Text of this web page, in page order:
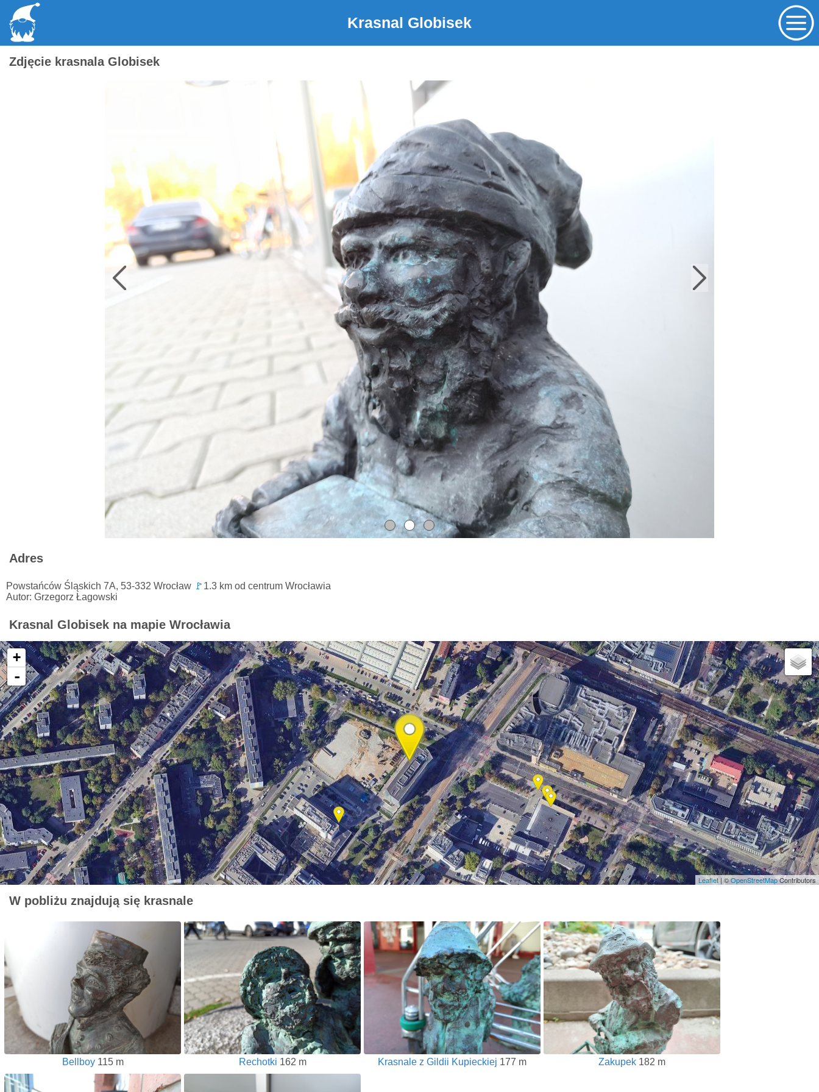
Krasnal Globisek
Zdjęcie krasnala Globisek
Adres
Powstańców Śląskich 7A, 53-332 Wrocław 🚩 1.3 km od centrum Wrocławia
Autor: Grzegorz Łagowski
Krasnal Globisek na mapie Wrocławia
+
-
Leaflet| ©OpenStreetMapContributors
W pobliżu znajdują się krasnale
Bellboy115 m Rechotki 162 m Krasnale z Gildii Kupieckiej 177 m Zakupek 182 m